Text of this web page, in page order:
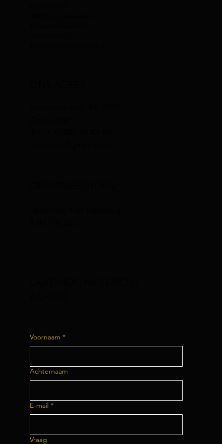
Voornaam *
Achternaam
E-mail *
Vraag